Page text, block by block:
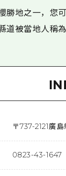
勝地之一，您
道被當地人稱
〒737-2121廣島
0823-43-1647